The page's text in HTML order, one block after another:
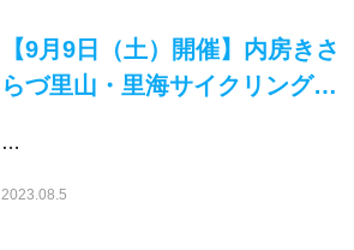
【9月9日（土）開催】内房きさ
らづ里山・里海サイクリング
…
2023.08.5